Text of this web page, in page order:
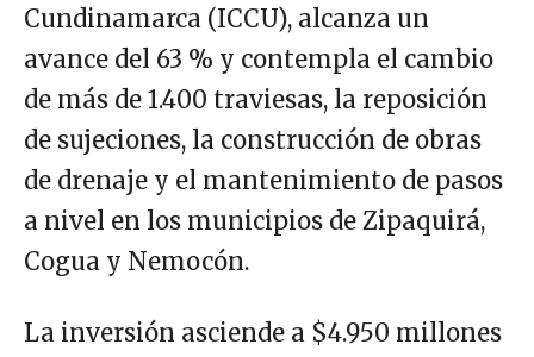
Cundinamarca (ICCU), alcanza un
avance del 63 % y contempla el cambio
de más de 1.400 traviesas, la reposición
de sujeciones, la construcción de obras
de drenaje y el mantenimiento de pasos
a nivel en los municipios de Zipaquirá,
Cogua y Nemocón.
La inversión asciende a $4.950 millones